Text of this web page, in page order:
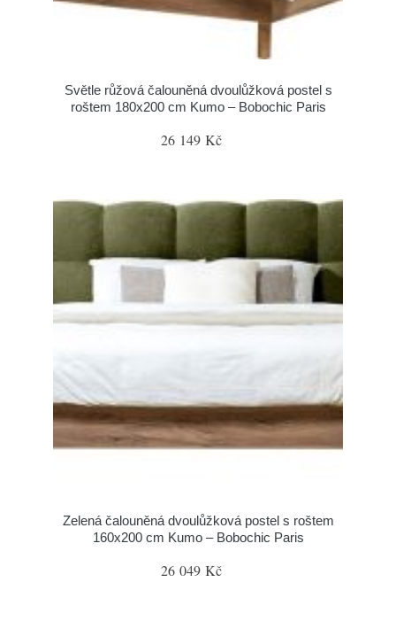
Světle růžová čalouněná dvoulůžková postel s
roštem 180x200 cm Kumo – Bobochic Paris
26 149 Kč
Zelená čalouněná dvoulůžková postel s roštem
160x200 cm Kumo – Bobochic Paris
26 049 Kč